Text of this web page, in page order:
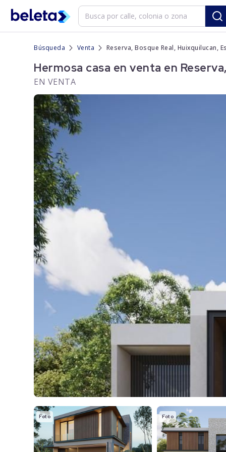
Búsqueda Venta Reserva, Bosque Real, Huixquilucan,
Hermosa casa en venta en
EN VENTA
Foto Foto